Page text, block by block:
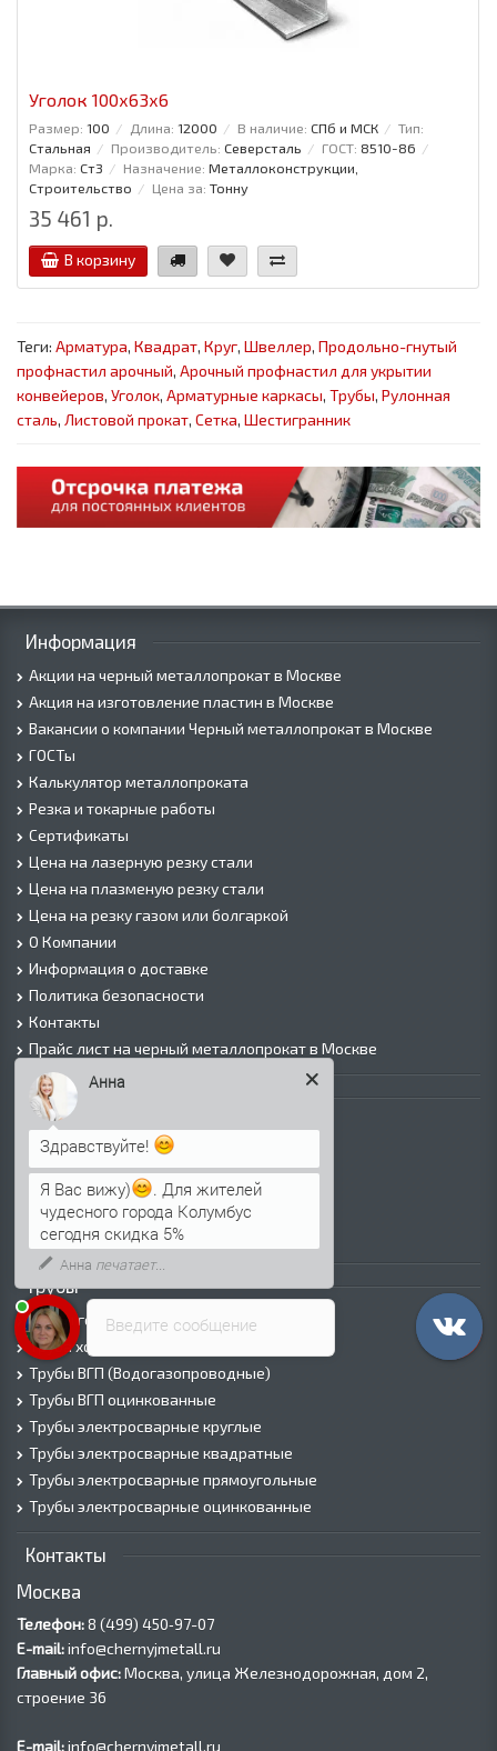
Уголок 100x63x6
Размер: 100 Длина: 12000 В наличие: СПб и МСК
Тип:
Стальная
Производитель: Северсталь ГОСТ: 8510-86
Марка: Ст3 Назначение: Металлоконструкции,
Строительство
Цена за: Тонну
35 461 р.
В корзину
Теги: Арматура, Квадрат, Круг, Швеллер, Продольно-гнутый
профнастил арочный, Арочный профнастил для укрытии
конвейеров, Уголок, Арматурные каркасы, Трубы, Рулонная
сталь, Листовой прокат, Сетка, Шестигранник
Информация
Акции на черный металлопрокат в Москве
Акция на изготовление пластин в Москве
Вакансии о компании Черный металлопрокат в Москве
ГОСТы
Калькулятор металлопроката
Резка и токарные работы
Сертификаты
Цена на лазерную резку стали
Цена на плазменую резку стали
Цена на резку газом или болгаркой
О Компании
Информация о доставке
Политика безопасности
Контакты
Прайс лист на черный металлопрокат в Москве
Листовой прокат
Лист г/к
Лист х/к
Просечно-вытяжной лист (ПВЛ)
Лист рифленый
Лист оцинкованный
Трубы
Трубы горячедеформированные
Труба холоднодеформированная
Трубы ВГП (Водогазопроводные)
Трубы ВГП оцинкованные
Трубы электросварные круглые
Трубы электросварные квадратные
Трубы электросварные прямоугольные
Трубы электросварные оцинкованные
Контакты
Москва
Телефон:8 (499) 450‑97-07
E-mail:info@chernyjmetall.ru
Главный офис:Москва, улица Железнодорожная, дом 2,
строение 36
E-mail:info@chernyjmetall.ru
Введите сообщение
Анна
Здравствуйте!
Я Вас вижу)
. Для жителей
чудесного города Колумбус
сегодня скидка 5%
Анна печатает...